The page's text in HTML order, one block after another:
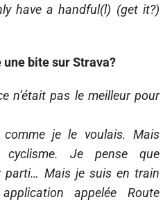
have a handful(l) (get it?)
bite sur Strava?
n’était pas le meilleur pour
comme je le voulais. Mais
Je pense que
parti… Mais je suis en train
appelée Route